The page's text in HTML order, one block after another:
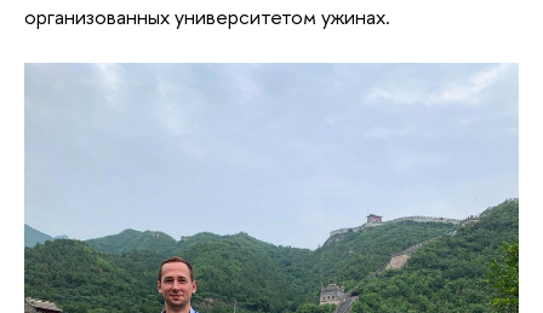
организованных университетом ужинах.